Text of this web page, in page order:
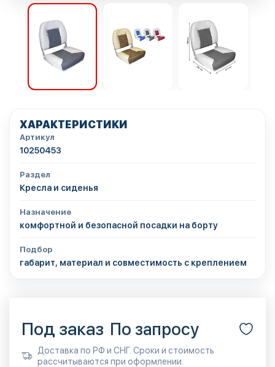
ХАРАКТЕРИСТИКИ
Артикул
10250453
Раздел
Кресла и сиденья
Назначение
комфортной и безопасной посадки на борту
Подбор
габарит, материал и совместимость с креплением
Под заказ По запросу
Доставка по РФ и СНГ. Сроки и стоимость
рассчитываются при оформлении.